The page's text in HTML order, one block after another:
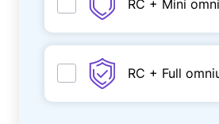
RC + Mini
RC + Full